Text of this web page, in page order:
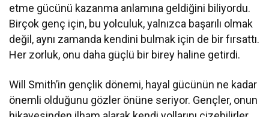
etme gücünü kazanma anlamına geldiğini biliyordu.
Birçok genç için, bu yolculuk, yalnızca başarılı olmak
değil, aynı zamanda kendini bulmak için de bir fırsattı.
Her zorluk, onu daha güçlü bir birey haline getirdi.
Will Smith’in gençlik dönemi, hayal gücünün ne kadar
önemli olduğunu gözler önüne seriyor. Gençler, onun